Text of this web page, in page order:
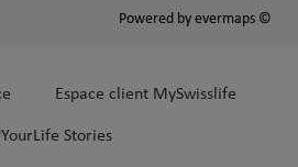
Powered by evermaps ©
Espace client MySwisslife
Stories